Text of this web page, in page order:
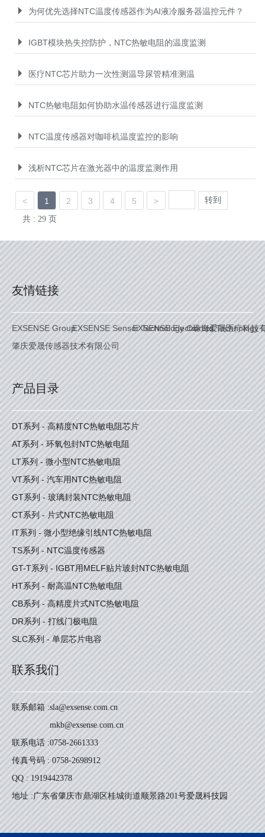
为何优先选择NTC温度传感器作为AI液冷服务器温控元件？
IGBT模块热失控防护，NTC热敏电阻的温度监测
医疗NTC芯片助力一次性测温导尿管精准测温
NTC热敏电阻如何协助水温传感器进行温度监测
NTC温度传感器对咖啡机温度监控的影响
浅析NTC芯片在激光器中的温度监测作用
< 1 2 3 4 5 > 转到
共 : 29 页
友情链接
EXSENSE GroupEXSENSE Sensor Technology Co. Ltd.
EXSENSE Electronics Technology
珠海爱晟医疗科技
肇庆爱晟传感器技术有限公司
产品目录
DT系列 - 高精度NTC热敏电阻芯片
AT系列 - 环氧包封NTC热敏电阻
LT系列 - 微小型NTC热敏电阻
VT系列 - 汽车用NTC热敏电阻
GT系列 - 玻璃封装NTC热敏电阻
CT系列 - 片式NTC热敏电阻
IT系列 - 微小型绝缘引线NTC热敏电阻
TS系列 - NTC温度传感器
GT-T系列 - IGBT用MELF贴片玻封NTC热敏电阻
HT系列 - 耐高温NTC热敏电阻
CB系列 - 高精度片式NTC热敏电阻
DR系列 - 打线门极电阻
SLC系列 - 单层芯片电容
联系我们
联系邮箱 :sla@exsense.com.cn
mkb@exsense.com.cn
联系电话 :0758-2661333
传真号码 : 0758-2698912
QQ : 1919442378
地址 : 广东省肇庆市鼎湖区桂城街道顺景路201号爱晟科技园